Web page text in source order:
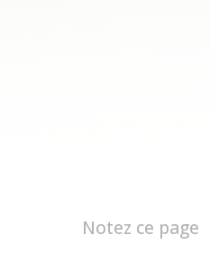
Notez ce page